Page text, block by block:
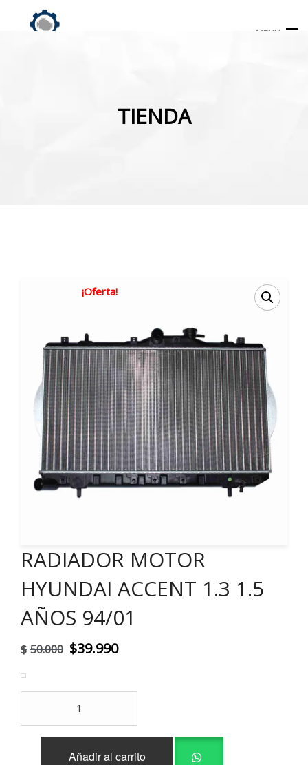
MENU
TIENDA
¡Oferta!
RADIADOR MOTOR
HYUNDAI ACCENT 1.3 1.5
AÑOS 94/01
$ 50.000 El
original
era:
$50.000.
$39.990El
actual
$39.990.
HYUNDAI
ACCENT
Añadir al carrito